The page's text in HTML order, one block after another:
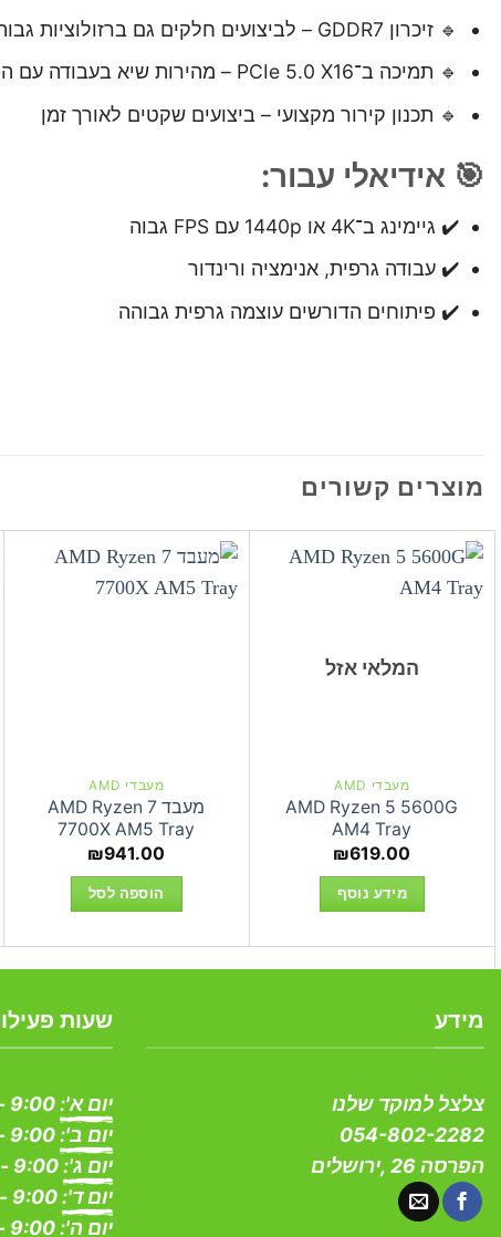
🔹 זיכרון GDDR7 – לביצועים חלקים גם ברזולוציות גבוהות
🔹 תמיכה ב־PCIe 5.0 X16 – מהירות שיא בעבודה עם המעבד
🔹 תכנון קירור מקצועי – ביצועים שקטים לאורך זמן
🎯 אידיאלי עבור:
✔️ גיימינג ב־4K או 1440p עם FPS גבוה
✔️ עבודה גרפית, אנימציה ורינדור
✔️ פיתוחים הדורשים עוצמה גרפית גבוהה
מוצרים קשורים
המלאי אזל
מעבדי AMD
AMD Ryzen 5 5600G
AM4 Tray
₪619.00
מידע נוסף
מעבדי AMD
מעבד AMD Ryzen 7
7700X AM5 Tray
₪941.00
הוספה לסל
מידע
צלצל למוקד שלנו
054-802-2282
הפרסה 26 ,ירושלים
שעות
יום א':
יום ב':
יום ג':
יום ד':
יום ה':